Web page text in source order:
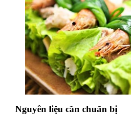
Nguyên liệu cần chuẩn bị